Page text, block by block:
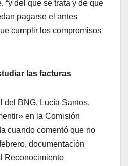
“y del que se trata y de que
pagarse el antes
cumplir los compromisos
las facturas
del BNG, Lucía Santos,
en la Comisión
cuando comentó que no
documentación
Reconocimiento